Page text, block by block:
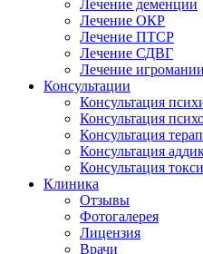
Лечение деменции
Лечение ОКР
Лечение ПТСР
Лечение СДВГ
Лечение игромании
Консультации
Консультация
Консультация
Консультация
Консультация
Консультация
Клиника
Отзывы
Фотогалерея
Лицензия
Врачи